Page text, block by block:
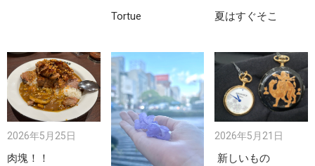
Tortue 夏はすぐそこ
2026年5月25日
肉塊！！
2026年5月21日
新しいもの